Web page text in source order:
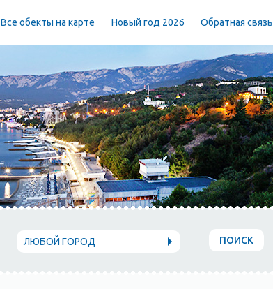
Все обекты на карте Новый год 2026 Обратная связь
ЛЮБОЙ ГОРОД ПОИСК